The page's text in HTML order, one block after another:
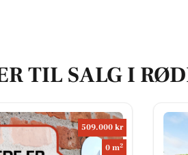
TIL SALG I
509.000 kr
0 m2